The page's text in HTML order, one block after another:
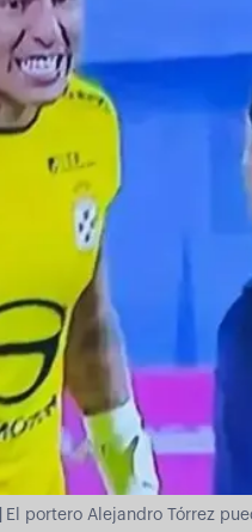
El portero Alejandro Tórrez